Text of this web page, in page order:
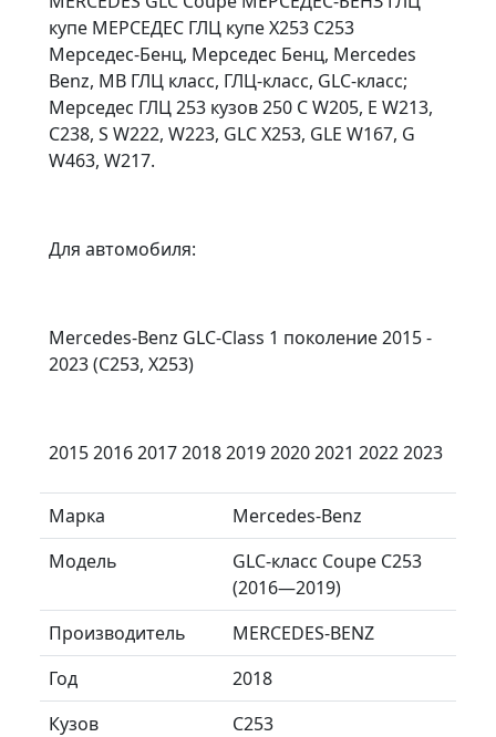
купе МЕРСЕДЕС ГЛЦ купе X253 C253
Мерседес-Бенц, Мерседес Бенц, Mercedes
Benz, MB ГЛЦ класс, ГЛЦ-класс, GLC-класс;
Мерседес ГЛЦ 253 кузов 250 C W205, E W213,
C238, S W222, W223, GLC X253, GLE W167, G
W463, W217.
Для автомобиля:
Mercedes-Benz GLC-Class 1 поколение 2015 -
2023 (C253, X253)
2015 2016 2017 2018 2019 2020 2021 2022 2023
Марка
Mercedes-Benz
Модель
GLC-класс Coupe C253
(2016—2019)
Производитель
MERCEDES-BENZ
Год
2018
Кузов
C253